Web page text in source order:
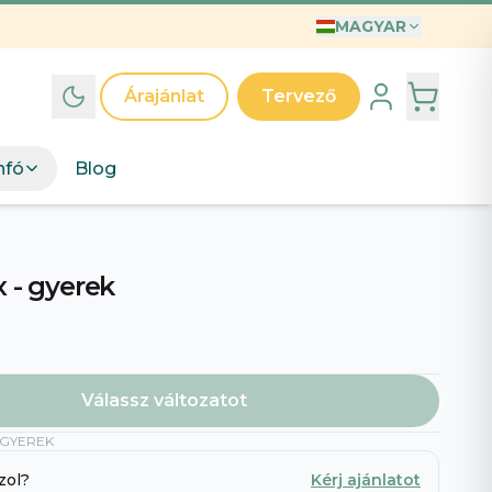
MAGYAR
Árajánlat Tervező
legjobb apa
Blog
- gyerek
Válassz változatot
Kérj ajánlatot